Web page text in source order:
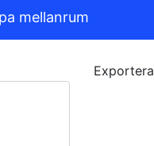
mellanrum
Exportera